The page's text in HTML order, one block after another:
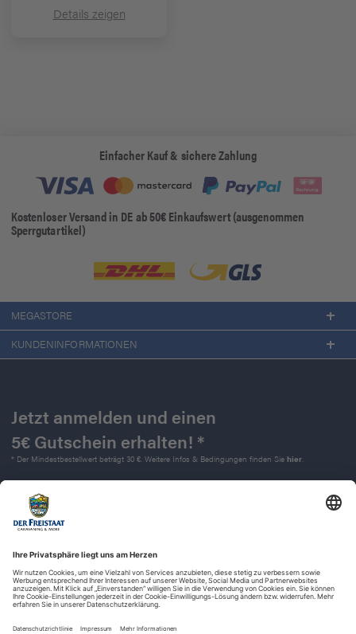
Details zeigen
Einfacher Kauf & sichere Zahlung
Kostenloser Versand in DE ab 50€ Einkaufswert (ausgenommen
Sperrgutartikel)
MEGASTORE
KUNDENINFORMATIONEN
Jetzt anmelden und einen
5€ Gutschein erhalten! *
* Der Mindestbestellwert beträgt 30 €. Weitere Infos & Bedingungen finden Sie hier